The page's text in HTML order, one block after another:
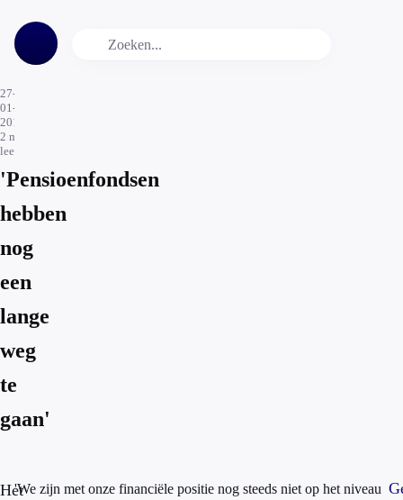
27-
01-
2017
2 min.
leestijd
'Pensioenfondsen
hebben
nog
een
lange
weg
te
gaan'
Het'We zijn met onze financiële positie nog steeds niet op het niveau